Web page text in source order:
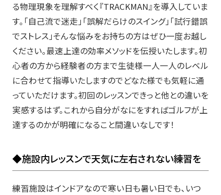
る物理現象を理解すべく『TRACKMAN』を導入していま
す。「自己流で迷走」「誤解だらけのスイング」「試行錯誤
でストレス」そんな悩みをお持ちの方はぜひ一度お越し
ください。最速上達の効率メソッドを伝授いたします。初
心者の方から経験者の方まで生徒様一人一人のレベル
に合わせて指導いたしますのでどなた様でも気軽に通
っていただけます。初回のレッスンできっと他との違いを
実感するはず。これから自分がなにをすればゴルフが上
達するのかが明確になること間違いなしです！
◆施設内レッスンで天気に左右されない練習を
練習施設はインドアなので寒い日も暑い日でも、いつ